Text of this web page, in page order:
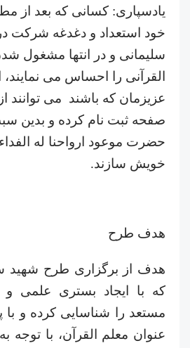
یادسپاری: کسانی که بعد از
خود استعداد و دغدغه شرکت
سلیمانی و در انتها مشغول
القرآنی را احساس می
عزیزمان که باشند می توانند
صفحه ثبت نام کرده و بدین
حضرت موعود ارواحنا له
خویش سازند.
هدف طرح
هدف از برگزاری طرح شهید
که با ایجاد بستری علمی و
مستعد را شناسایی کرده و
عنوان معلم القرآن، با توجه